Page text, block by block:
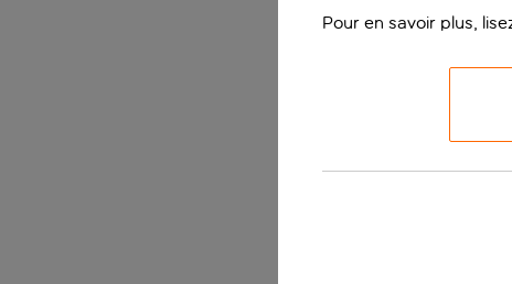
Pour en savoir plus,